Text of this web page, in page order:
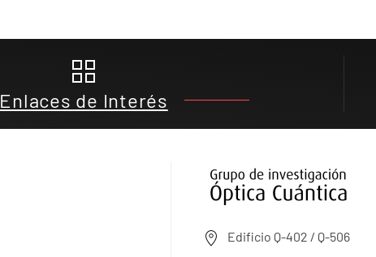
Enlaces de Interés
Edificio Q-402 / Q-506